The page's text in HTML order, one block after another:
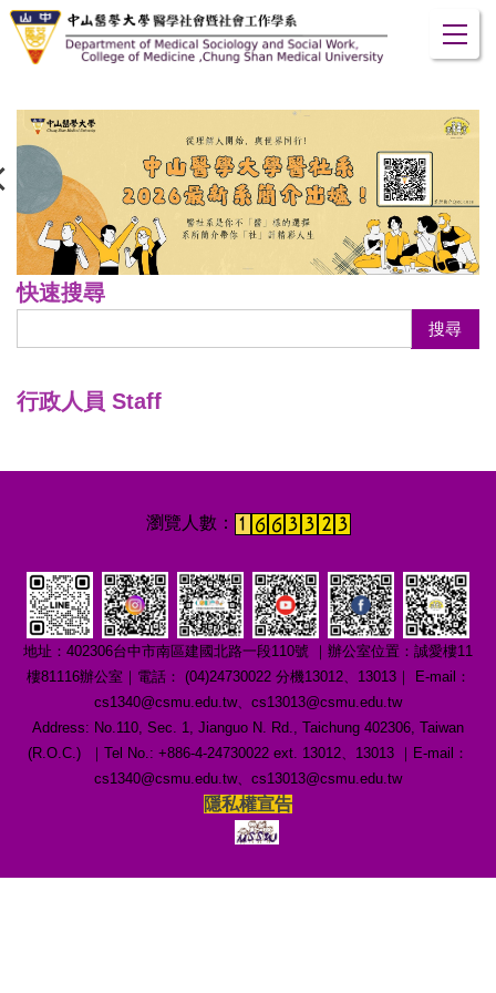
跳
到
容
區
快速搜尋
搜尋
行政人員 Staff
地址：402306台中市南區建國北路一段110號 ｜辦公室位置：誠愛樓11
樓81116辦公室｜電話： (04)24730022 分機13012、13013｜ E-mail：
cs1340@csmu.edu.tw、cs13013@csmu.edu.tw
Address: No.110, Sec. 1, Jianguo N. Rd., Taichung 402306, Taiwan
(R.O.C.) ｜Tel No.: +886-4-24730022 ext. 13012、13013 ｜E-mail：
cs1340@csmu.edu.tw、cs13013@csmu.edu.tw
隱私權宣告